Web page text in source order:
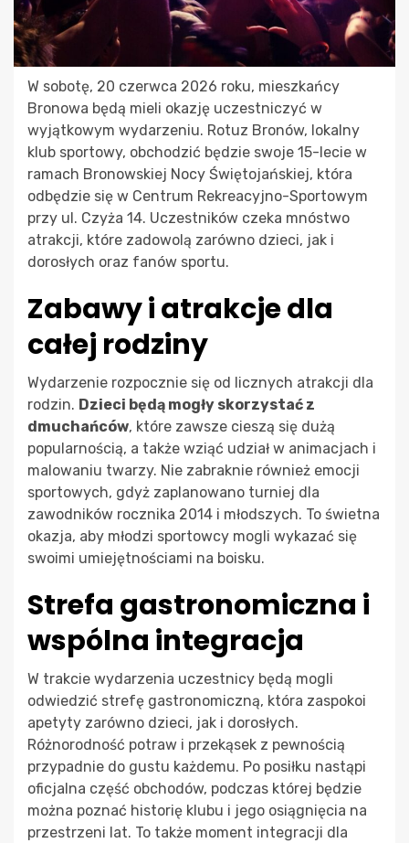
W sobotę, 20 czerwca 2026 roku, mieszkańcy
Bronowa będą mieli okazję uczestniczyć w
wyjątkowym wydarzeniu. Rotuz Bronów, lokalny
klub sportowy, obchodzić będzie swoje 15-lecie w
ramach Bronowskiej Nocy Świętojańskiej, która
odbędzie się w Centrum Rekreacyjno-Sportowym
przy ul. Czyża 14. Uczestników czeka mnóstwo
atrakcji, które zadowolą zarówno dzieci, jak i
dorosłych oraz fanów sportu.
Zabawy i atrakcje dla
całej rodziny
Wydarzenie rozpocznie się od licznych atrakcji dla
rodzin. Dzieci będą mogły skorzystać z
dmuchańców, które zawsze cieszą się dużą
popularnością, a także wziąć udział w animacjach i
malowaniu twarzy. Nie zabraknie również emocji
sportowych, gdyż zaplanowano turniej dla
zawodników rocznika 2014 i młodszych. To świetna
okazja, aby młodzi sportowcy mogli wykazać się
swoimi umiejętnościami na boisku.
Strefa gastronomiczna i
wspólna integracja
W trakcie wydarzenia uczestnicy będą mogli
odwiedzić strefę gastronomiczną, która zaspokoi
apetyty zarówno dzieci, jak i dorosłych.
Różnorodność potraw i przekąsek z pewnością
przypadnie do gustu każdemu. Po posiłku nastąpi
oficjalna część obchodów, podczas której będzie
można poznać historię klubu i jego osiągnięcia na
przestrzeni lat. To także moment integracji dla